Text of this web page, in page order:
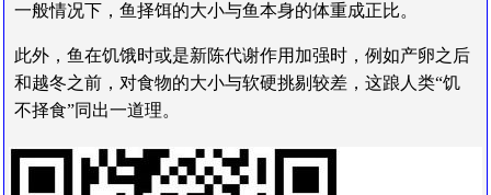
一般情况下，鱼择饵的大小与鱼本身的体重成正比。
此外，鱼在饥饿时或是新陈代谢作用加强时，例如产卵之后
和越冬之前，对食物的大小与软硬挑剔较差，这踉人类“饥
不择食”同出一道理。